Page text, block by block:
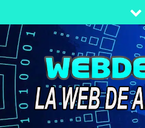
al
contenido